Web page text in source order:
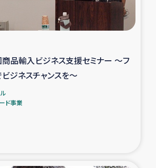
漁業復興支援
経済自立支援事業
品輸入ビジネス支援セミナー ～フ
ビジネスチャンスを～
ド事業